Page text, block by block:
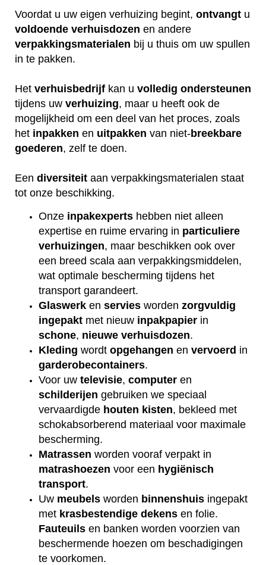
Voordat u uw eigen verhuizing begint, ontvangt u
voldoende verhuisdozen en andere
verpakkingsmaterialen bij u thuis om uw spullen
in te pakken.
Het verhuisbedrijf kan u volledig ondersteunen
tijdens uw verhuizing, maar u heeft ook de
mogelijkheid om een deel van het proces, zoals
het inpakken en uitpakken van niet-breekbare
goederen, zelf te doen.
Een diversiteit aan verpakkingsmaterialen staat
tot onze beschikking.
Onze inpakexperts hebben niet alleen
expertise en ruime ervaring in particuliere
verhuizingen, maar beschikken ook over
een breed scala aan verpakkingsmiddelen,
wat optimale bescherming tijdens het
transport garandeert.
Glaswerk en servies worden zorgvuldig
ingepakt met nieuw inpakpapier in
schone, nieuwe verhuisdozen.
Kleding wordt opgehangen en vervoerd in
garderobecontainers.
Voor uw televisie, computer en
schilderijen gebruiken we speciaal
vervaardigde houten kisten, bekleed met
schokabsorberend materiaal voor maximale
bescherming.
Matrassen worden vooraf verpakt in
matrashoezen voor een hygiënisch
transport.
Uw meubels worden binnenshuis ingepakt
met krasbestendige dekens en folie.
Fauteuils en banken worden voorzien van
beschermende hoezen om beschadigingen
te voorkomen.